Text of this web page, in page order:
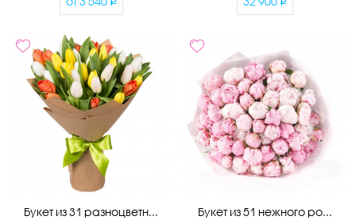
Букет из 31 разноцветн...
Букет из 51 нежного ро...